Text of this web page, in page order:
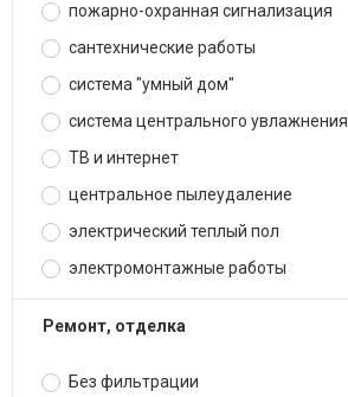
пожарно-охранная сигнализация
сантехнические работы
система "умный дом"
система центрального увлажнения
ТВ и интернет
центральное пылеудаление
электрический теплый пол
электромонтажные работы
ремонт, отделка
Без фильтрации